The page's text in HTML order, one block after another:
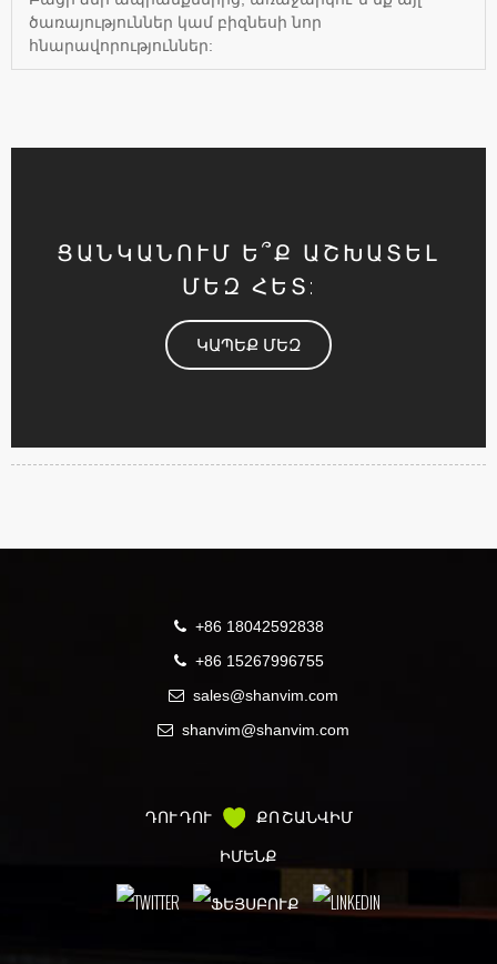
ծառայություններ կամ բիզնեսի նոր
հնարավորություններ:
ՑԱՆԿԱՆՈՒՄ Ե՞Ք ԱՇԽԱՏԵԼ
ՄԵԶ ՀԵՏ:
ԿԱՊԵՔ ՄԵԶ
+86 18042592838
+86 15267996755
sales@shanvim.com
shanvim@shanvim.com
ԴՈՒ ԴՈՒ
ՔՈ ՇԱՆՎԻՄ
ԻՄԵՆՔ